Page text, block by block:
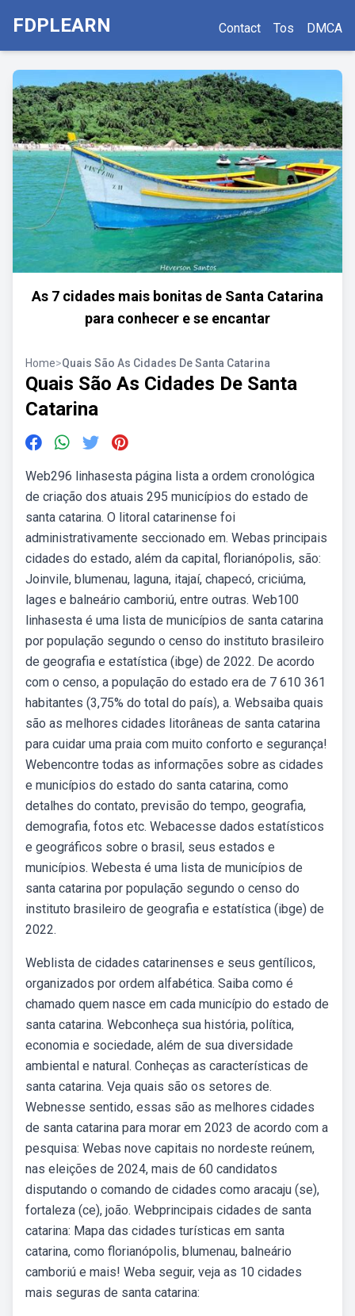
FDPLEARN Contact Tos DMCA
As 7 cidades mais bonitas de Santa Catarina
para conhecer e se encantar
Home>Quais São As Cidades De Santa Catarina
Quais São As Cidades De Santa
Catarina
Web296 linhasesta página lista a ordem cronológica
de criação dos atuais 295 municípios do estado de
santa catarina. O litoral catarinense foi
administrativamente seccionado em. Webas principais
cidades do estado, além da capital, florianópolis, são:
Joinvile, blumenau, laguna, itajaí, chapecó, criciúma,
lages e balneário camboriú, entre outras. Web100
linhasesta é uma lista de municípios de santa catarina
por população segundo o censo do instituto brasileiro
de geografia e estatística (ibge) de 2022. De acordo
com o censo, a população do estado era de 7 610 361
habitantes (3,75% do total do país), a. Websaiba quais
são as melhores cidades litorâneas de santa catarina
para cuidar uma praia com muito conforto e segurança!
Webencontre todas as informações sobre as cidades
e municípios do estado do santa catarina, como
detalhes do contato, previsão do tempo, geografia,
demografia, fotos etc. Webacesse dados estatísticos
e geográficos sobre o brasil, seus estados e
municípios. Webesta é uma lista de municípios de
santa catarina por população segundo o censo do
instituto brasileiro de geografia e estatística (ibge) de
2022.
Weblista de cidades catarinenses e seus gentílicos,
organizados por ordem alfabética. Saiba como é
chamado quem nasce em cada município do estado de
santa catarina. Webconheça sua história, política,
economia e sociedade, além de sua diversidade
ambiental e natural. Conheças as características de
santa catarina. Veja quais são os setores de.
Webnesse sentido, essas são as melhores cidades
de santa catarina para morar em 2023 de acordo com a
pesquisa: Webas nove capitais no nordeste reúnem,
nas eleições de 2024, mais de 60 candidatos
disputando o comando de cidades como aracaju (se),
fortaleza (ce), joão. Webprincipais cidades de santa
catarina: Mapa das cidades turísticas em santa
catarina, como florianópolis, blumenau, balneário
camboriú e mais! Weba seguir, veja as 10 cidades
mais seguras de santa catarina: